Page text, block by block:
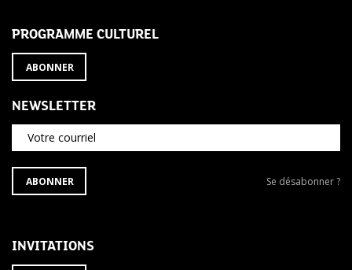
PROGRAMME CULTUREL
ABONNER
NEWSLETTER
Votre courriel
S'ABONNER
À
ABONNER
Se
Se désabonner ?
INVITATIONS